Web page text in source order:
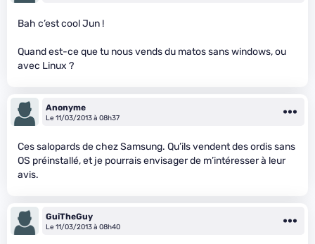
Bah c’est cool Jun !
Quand est-ce que tu nous vends du matos sans windows, ou
avec Linux ?
Anonyme
Le 11/03/2013 à 08h37
Ces salopards de chez Samsung. Qu’ils vendent des ordis sans
OS préinstallé, et je pourrais envisager de m’intéresser à leur
avis.
GuiTheGuy
Le 11/03/2013 à 08h40